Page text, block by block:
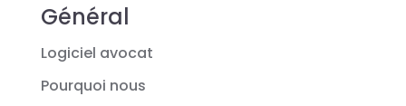
Général
Logiciel avocat
Pourquoi nous